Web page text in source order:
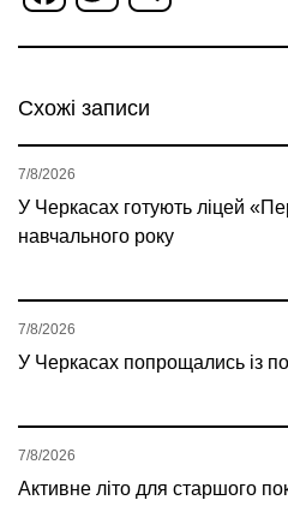
Схожі записи
У Черкасах готують ліцей
навчального року
7/8/2026
У Черкасах попрощались із
7/8/2026
Активне літо для старшого
7/8/2026